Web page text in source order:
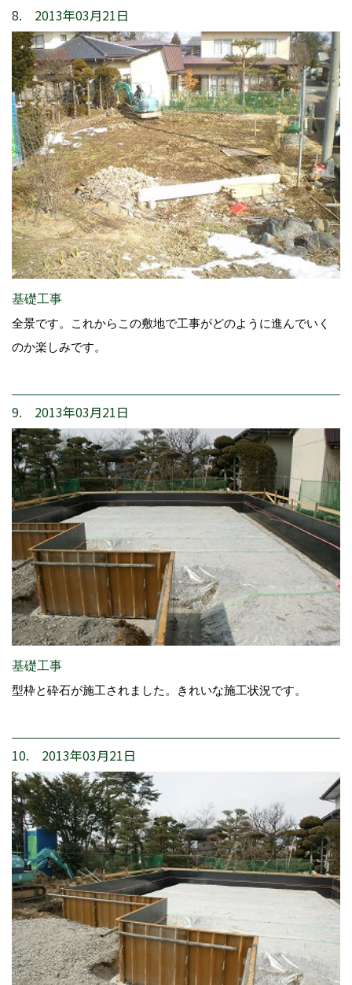
8. 2013年03月21日
基礎工事
全景です。これからこの敷地で工事がどのように進んでいく
のか楽しみです。
9. 2013年03月21日
基礎工事
型枠と砕石が施工されました。きれいな施工状況です。
10. 2013年03月21日